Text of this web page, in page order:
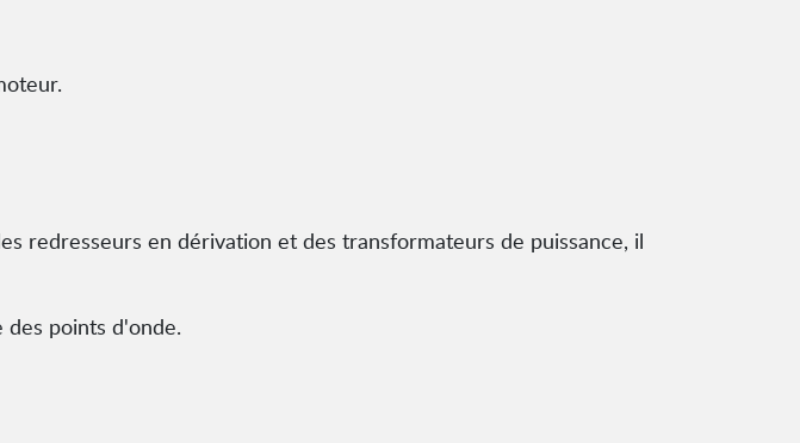
redresseurs en dérivation et des transformateurs de puissance, il
points d'onde.